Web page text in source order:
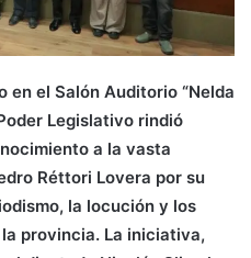
en el Salón Auditorio “Nelda
Legislativo rindió
a la vasta
Réttori Lovera por su
la locución y los
provincia. La iniciativa,